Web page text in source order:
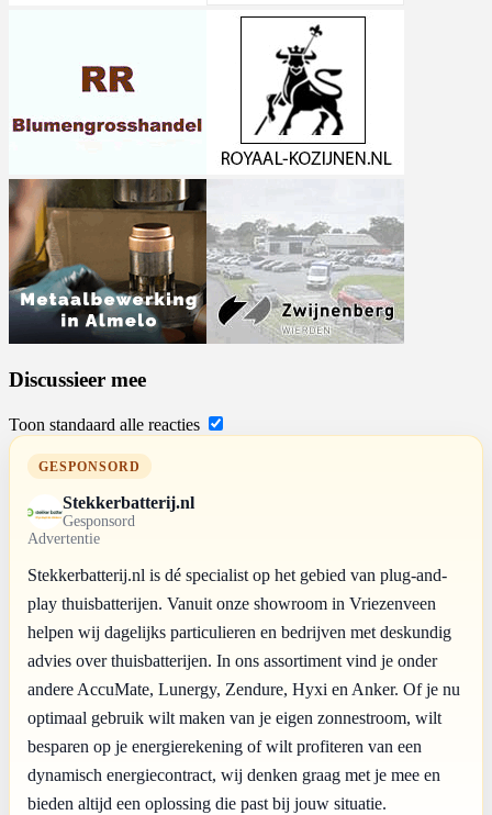
Discussieer mee
Toon standaard alle reacties
GESPONSORD
Stekkerbatterij.nl
Gesponsord
Advertentie
Stekkerbatterij.nl is dé specialist op het gebied van plug-and-
play thuisbatterijen. Vanuit onze showroom in Vriezenveen
helpen wij dagelijks particulieren en bedrijven met deskundig
advies over thuisbatterijen. In ons assortiment vind je onder
andere AccuMate, Lunergy, Zendure, Hyxi en Anker. Of je nu
optimaal gebruik wilt maken van je eigen zonnestroom, wilt
besparen op je energierekening of wilt profiteren van een
dynamisch energiecontract, wij denken graag met je mee en
bieden altijd een oplossing die past bij jouw situatie.